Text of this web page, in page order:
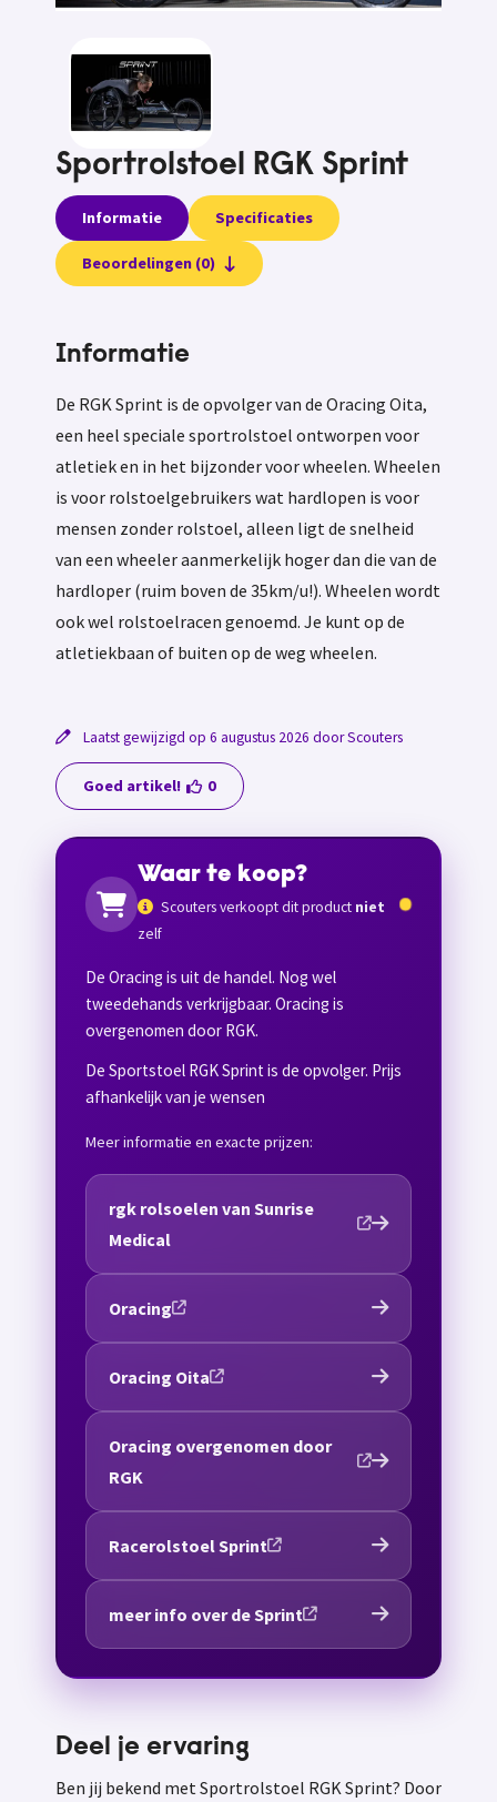
Sportrolstoel RGK Sprint
Informatie Specificaties
Beoordelingen (0)
Informatie
De RGK Sprint is de opvolger van de Oracing Oita,
een heel speciale sportrolstoel ontworpen voor
atletiek en in het bijzonder voor wheelen. Wheelen
is voor rolstoelgebruikers wat hardlopen is voor
mensen zonder rolstoel, alleen ligt de snelheid
van een wheeler aanmerkelijk hoger dan die van de
hardloper (ruim boven de 35km/u!). Wheelen wordt
ook wel rolstoelracen genoemd. Je kunt op de
atletiekbaan of buiten op de weg wheelen.
Laatst gewijzigd op 6 augustus 2026 door Scouters
Goed artikel! 0
Waar te koop?
Scouters verkoopt dit product niet
zelf
De Oracing is uit de handel. Nog wel
tweedehands verkrijgbaar. Oracing is
overgenomen door RGK.
De Sportstoel RGK Sprint is de opvolger. Prijs
afhankelijk van je wensen
Meer informatie en exacte prijzen:
rgk rolsoelen van Sunrise
Medical
Oracing
Oracing Oita
Oracing overgenomen door
RGK
Racerolstoel Sprint
meer info over de Sprint
Deel je ervaring
Ben jij bekend met Sportrolstoel RGK Sprint? Door